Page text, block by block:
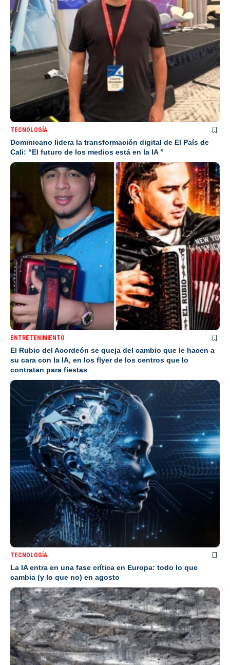
TECNOLOGÍA
Dominicano lidera la transformación digital de El País de
Cali: “El futuro de los medios está en la IA ”
ENTRETENIMIENTO
El Rubio del Acordeón se queja del cambio que le hacen a
su cara con la IA, en los flyer de los centros que lo
contratan para fiestas
TECNOLOGÍA
La IA entra en una fase crítica en Europa: todo lo que
cambia (y lo que no) en agosto